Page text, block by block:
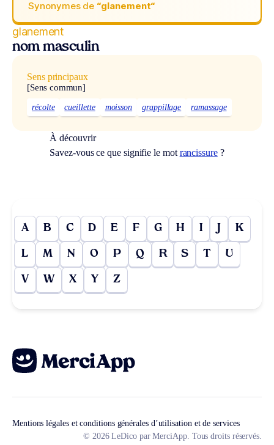
Synonymes de “glanement“
glanement
nom masculin
Sens principaux
[Sens commun]
récolte cueillette moisson grappillage ramassage
À découvrir
Savez-vous ce que signifie le mot rancissure?
A B C D E F G H I J K
L M N O P Q R S T U
V W X Y Z
Mentions légales et conditions générales d’utilisation et de services
© 2026 LeDico par MerciApp. Tous droits réservés.